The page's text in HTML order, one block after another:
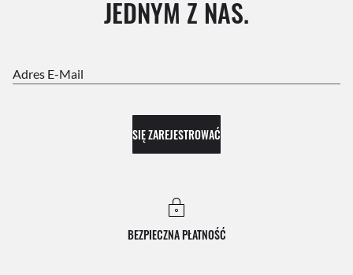
JEDNYM Z NAS.
Adres E-Mail
SIĘ ZAREJESTROWAĆ
BEZPIECZNA PŁATNOŚĆ